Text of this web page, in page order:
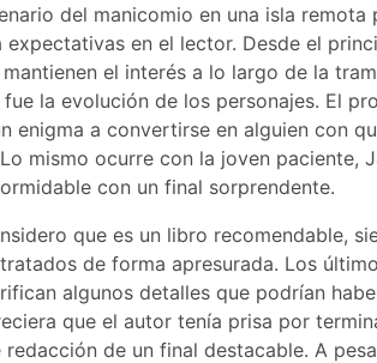
del manicomio en una isla remota
expectativas en el lector. Desde el
el interés a lo largo de la
la evolución de los personajes. El
enigma a convertirse en alguien con
mismo ocurre con la joven paciente,
con un final sorprendente.
que es un libro recomendable,
de forma apresurada. Los
algunos detalles que podrían
que el autor tenía prisa por
de un final destacable. A